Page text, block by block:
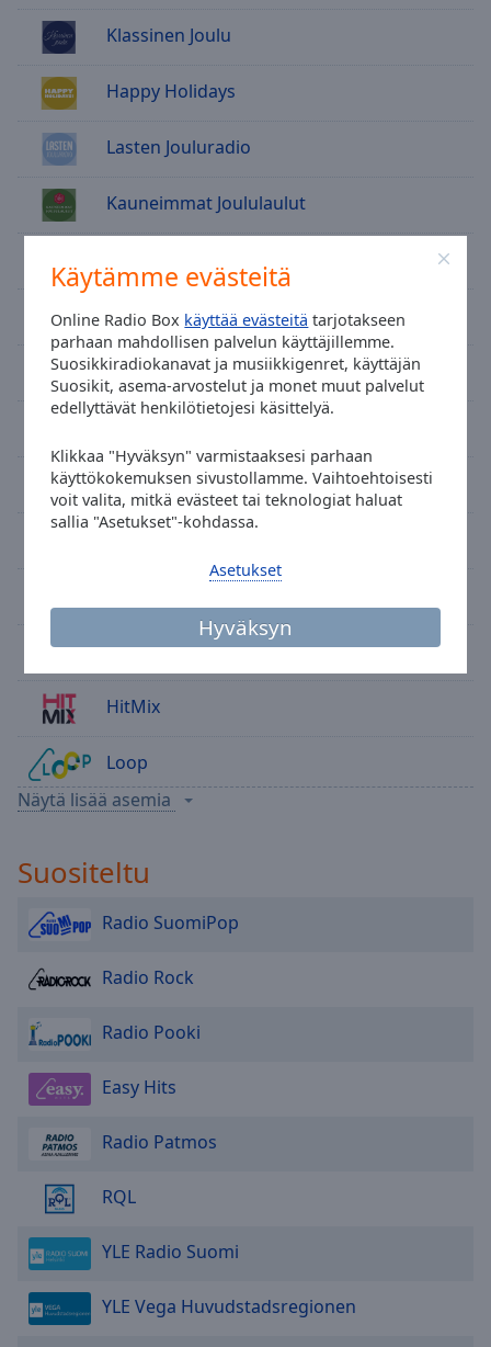
Käytämme evästeitä
Online Radio Box käyttää evästeitä tarjotakseen
parhaan mahdollisen palvelun käyttäjillemme.
Suosikkiradiokanavat ja musiikkigenret, käyttäjän
Suosikit, asema-arvostelut ja monet muut palvelut
edellyttävät henkilötietojesi käsittelyä.
Klikkaa "Hyväksyn" varmistaaksesi parhaan
käyttökokemuksen sivustollamme. Vaihtoehtoisesti
voit valita, mitkä evästeet tai teknologiat haluat
sallia "Asetukset"-kohdassa.
Hyväksyn
Asetukset
close
window.
Opacity
Background
Opacity
Caption
Background
Opacity
Font
Text
Edge
Style
Font
Reset
Done
Close
Modal
Dialog
End
window.
Klassinen Joulu
Happy Holidays
Lasten Jouluradio
Kauneimmat Joululaulut
Jul Radion
Classic Hits
Radio SuomiPop
HitMix 80s
HitMix
Loop
Aito Iskelmä
Kantriradio
Näytä lisää asemia
Suositeltu
Radio SuomiPop
Radio Rock
Radio Pooki
Easy Hits
Radio Patmos
RQL
YLE Radio Suomi
YLE Vega Huvudstadsregionen